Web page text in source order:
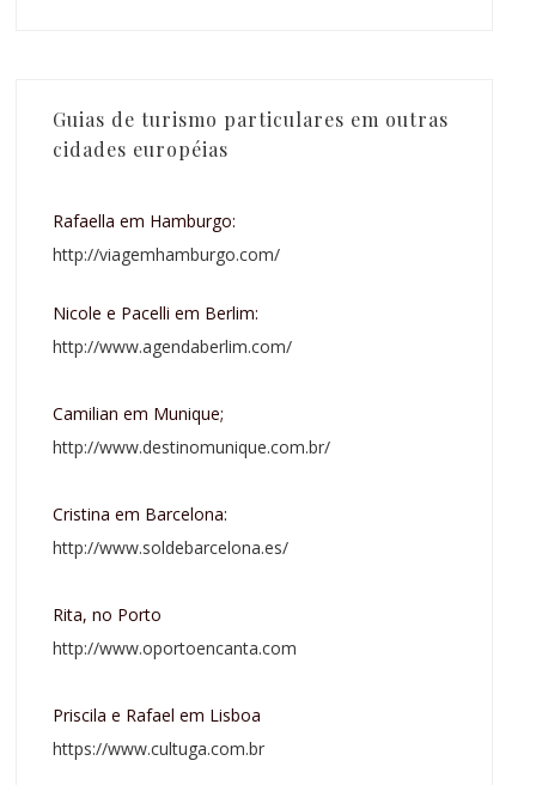
Guias de turismo particulares em outras
cidades européias
Rafaella em Hamburgo:
http://viagemhamburgo.com/
Nicole e Pacelli em Berlim:
http://www.agendaberlim.com/
Camilian em Munique;
http://www.destinomunique.com.br/
Cristina em Barcelona:
http://www.soldebarcelona.es/
Rita, no Porto
http://www.oportoencanta.com
Priscila e Rafael em Lisboa
https://www.cultuga.com.br